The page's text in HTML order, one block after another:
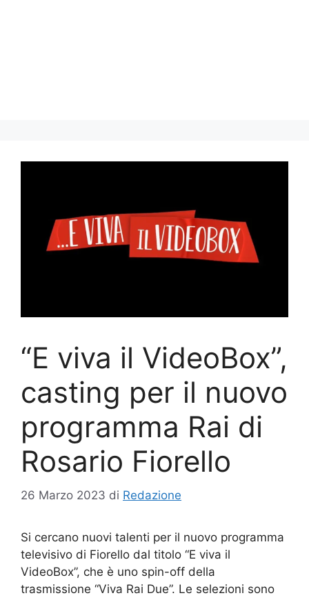
“E viva il VideoBox”,
casting per il nuovo
programma Rai di
Rosario Fiorello
26 Marzo 2023 di Redazione
Si cercano nuovi talenti per il nuovo programma
televisivo di Fiorello dal titolo “E viva il
VideoBox”, che è uno spin-off della
trasmissione “Viva Rai Due”. Le selezioni sono